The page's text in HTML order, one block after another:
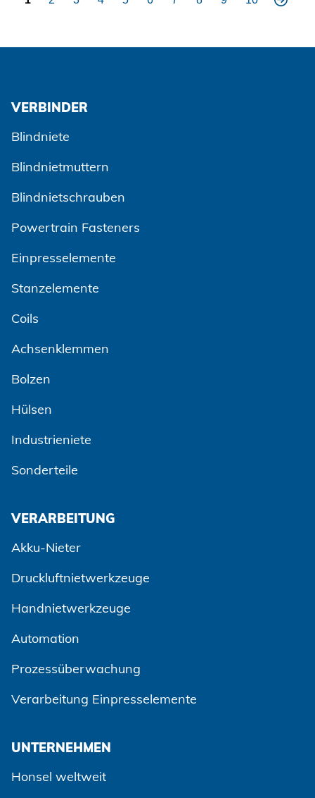
te
VERBINDER
Blindniete
Blindnietmuttern
Blindnietschrauben
Powertrain Fasteners
Einpresselemente
Stanzelemente
Coils
Achsenklemmen
Bolzen
Hülsen
Industrieniete
Sonderteile
VERARBEITUNG
Akku-Nieter
Druckluftnietwerkzeuge
Handnietwerkzeuge
Automation
Prozessüberwachung
Verarbeitung Einpresselemente
UNTERNEHMEN
Honsel weltweit